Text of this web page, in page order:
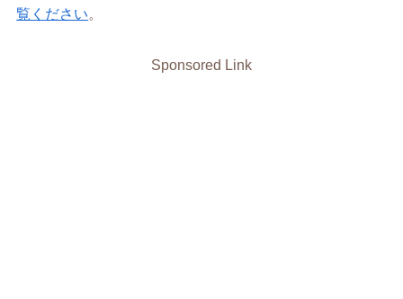
覧ください。
Sponsored Link